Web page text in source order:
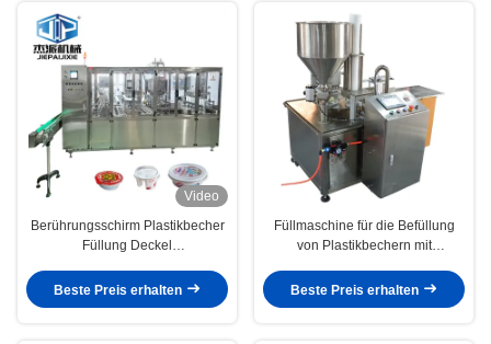
Video
Berührungsschirm Plastikbecher
Füllung Deckel
flüssige Lebensmittelgetränke
Beste Preis erhalten
Füllmaschine für die Befüllung
von Plastikbechern mit
Flüssigkeits-/Sauceverpackungen
mit Gasspülung und Vakuumtray
Beste Preis erhalten